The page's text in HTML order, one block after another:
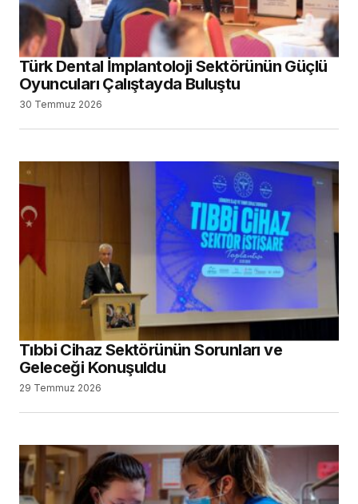
Türk Dental İmplantoloji Sektörünün Güçlü
Oyuncuları Çalıştayda Buluştu
30 Temmuz 2026
Tıbbi Cihaz Sektörünün Sorunları ve
Geleceği Konuşuldu
29 Temmuz 2026